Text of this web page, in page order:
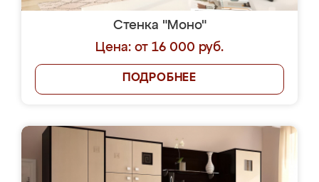
Стенка "Моно"
Цена: от 16 000 руб.
ПОДРОБНЕЕ